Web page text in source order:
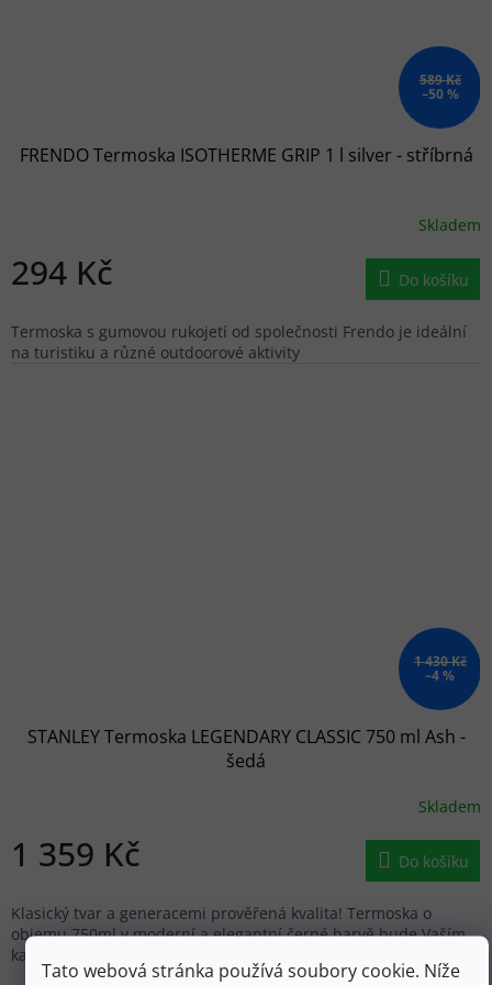
Tato webová stránka používá soubory cookie. Níže
589 Kč
–50 %
FRENDO Termoska ISOTHERME GRIP 1 l silver - stříbrná
Skladem
294 Kč Do košíku
Termoska s gumovou rukojetí od společnosti Frendo je ideální
na turistiku a různé outdoorové aktivity
1 430 Kč
–4 %
STANLEY Termoska LEGENDARY CLASSIC 750 ml Ash -
šedá
Skladem
1 359 Kč Do košíku
Klasický tvar a generacemi prověřená kvalita! Termoska o
objemu 750ml v moderní a elegantní černé barvě bude Vaším
každodenním společníkem. Pro jednoho tak akorát…